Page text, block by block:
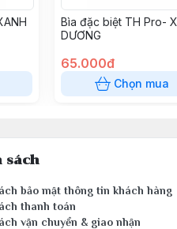
Bìa đặc biệt TH Pro-
DƯƠNG
65.000đ
Chọn mua
sách
bảo mật thông tin khách hàng
thanh toán
vận chuyển & giao nhận